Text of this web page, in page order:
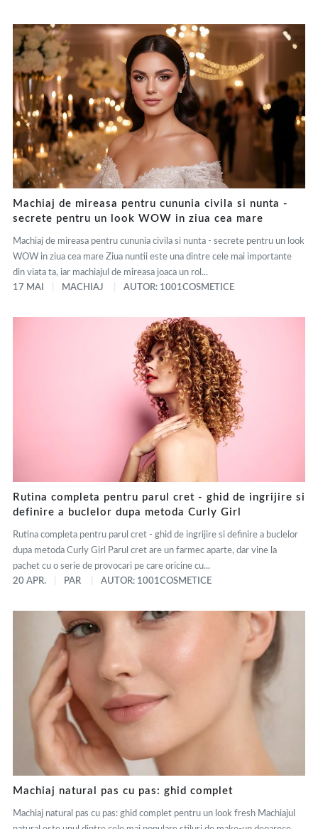
Machiaj de mireasa pentru cununia civila si nunta -
secrete pentru un look WOW in ziua cea mare
Machiaj de mireasa pentru cununia civila si nunta - secrete pentru un look
WOW in ziua cea mare Ziua nuntii este una dintre cele mai importante
din viata ta, iar machiajul de mireasa joaca un rol...
17 MAI
MACHIAJ AUTOR: 1001COSMETICE
Rutina completa pentru parul cret - ghid de ingrijire si
definire a buclelor dupa metoda Curly Girl
Rutina completa pentru parul cret - ghid de ingrijire si definire a buclelor
dupa metoda Curly Girl Parul cret are un farmec aparte, dar vine la
pachet cu o serie de provocari pe care oricine cu...
20 APR.
PAR AUTOR: 1001COSMETICE
Machiaj natural pas cu pas: ghid complet
Machiaj natural pas cu pas: ghid complet pentru un look fresh Machiajul